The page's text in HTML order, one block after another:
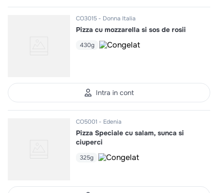
CO3015 Donna Italia
Pizza cu mozzarella si sos de rosii
430g
Intra in cont
CO5001 Edenia
Pizza Speciale cu salam, sunca si
ciuperci
325g